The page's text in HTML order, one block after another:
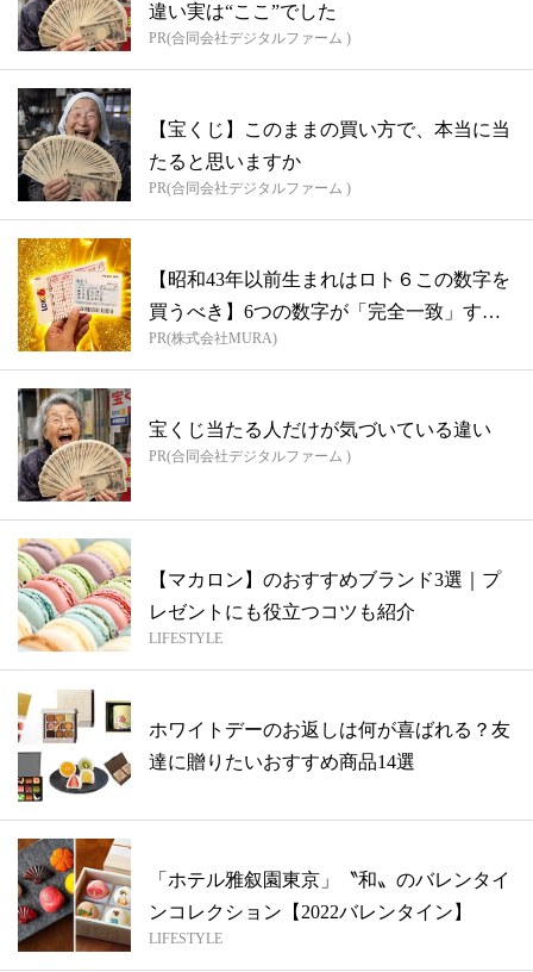
違い実は“ここ”でした
PR(合同会社デジタルファーム )
【宝くじ】このままの買い方で、本当に当
たると思いますか
PR(合同会社デジタルファーム )
【昭和43年以前生まれはロト６この数字を
買うべき】6つの数字が「完全一致」する
方...
PR(株式会社MURA)
宝くじ当たる人だけが気づいている違い
PR(合同会社デジタルファーム )
【マカロン】のおすすめブランド3選｜プ
レゼントにも役立つコツも紹介
LIFESTYLE
ホワイトデーのお返しは何が喜ばれる？友
達に贈りたいおすすめ商品14選
「ホテル雅叙園東京」〝和〟のバレンタイ
ンコレクション【2022バレンタイン】
LIFESTYLE